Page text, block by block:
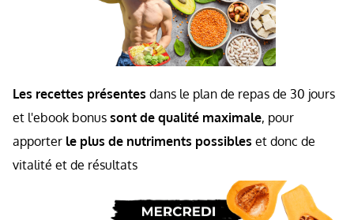
Les recettes présentes dans le plan de repas de 30 jours
et l'ebook bonus sont de qualité maximale, pour
apporter le plus de nutriments possibles et donc de
vitalité et de résultats